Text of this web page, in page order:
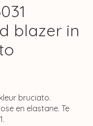
blazer in
bruciato.
en elastane. Te